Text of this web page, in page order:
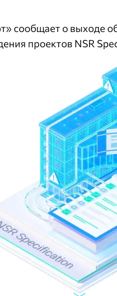
сообщает о выходе
проектов NSR